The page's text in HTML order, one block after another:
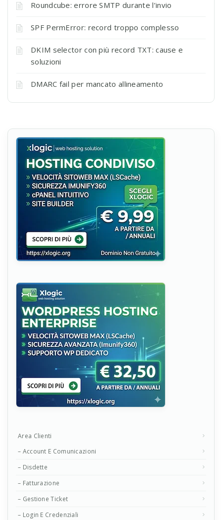
Roundcube: errore SMTP durante l’invio
SPF PermError: record troppo complesso
DKIM selector con più record TXT: cause e
soluzioni
DMARC fail per mancato allineamento
Area Clienti
– Account E Comunicazioni
– Disdette
– Fatturazione
– Gestione Ticket
– Login E Credenziali